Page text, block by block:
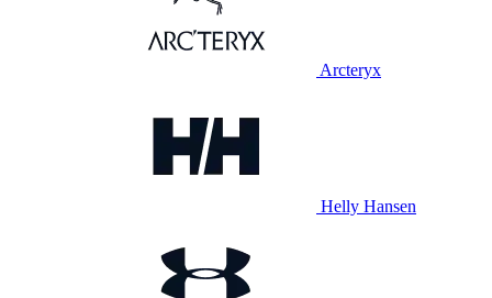
Arcteryx
Helly Hansen